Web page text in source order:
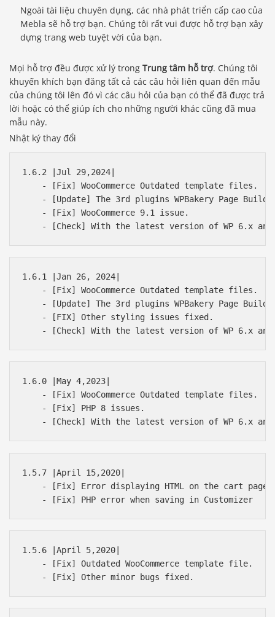
Ngoài tài liệu chuyên dụng, các nhà phát triển cấp cao của
Mebla sẽ hỗ trợ bạn. Chúng tôi rất vui được hỗ trợ bạn xây
dựng trang web tuyệt vời của bạn.
Mọi hỗ trợ đều được xử lý trong Trung tâm hỗ trợ. Chúng tôi
khuyến khích bạn đăng tất cả các câu hỏi liên quan đến mẫu
của chúng tôi lên đó vì các câu hỏi của bạn có thể đã được trả
lời hoặc có thể giúp ích cho những người khác cũng đã mua
mẫu này.
Nhật ký thay đổi
1.6.2 |Jul 29,2024|
    - [Fix] WooCommerce Outdated template files.
- [Update] The 3rd plugins WPBakery Page
    - [Fix] WooCommerce 9.1 issue.
1.6.1 |Jan 26, 2024|
    - [Fix] WooCommerce Outdated template files.
- [Update] The 3rd plugins WPBakery Page
    - [FIX] Other styling issues fixed.
1.6.0 |May 4,2023|
    - [Fix] WooCommerce Outdated template files.
    - [Fix] PHP 8 issues.
1.5.7 |April 15,2020|
    - [Fix] Error displaying HTML on the cart page.
1.5.6 |April 5,2020|
    - [Fix] Outdated WooCommerce template file.